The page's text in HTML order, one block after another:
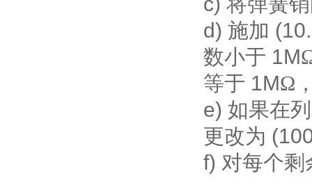
d) 施加
数小于 1M
等于 1MΩ
e) 如果在
更改为
f) 对每个剩